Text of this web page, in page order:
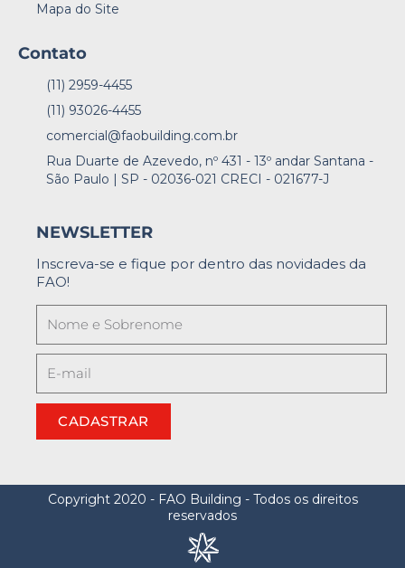
Mapa do Site
Contato
(11) 2959-4455
(11) 93026-4455
comercial@faobuilding.com.br
Rua Duarte de Azevedo, nº 431 - 13º andar Santana -
São Paulo | SP - 02036-021 CRECI - 021677-J
NEWSLETTER
Inscreva-se e fique por dentro das novidades da
FAO!
CADASTRAR
Copyright 2020 - FAO Building - Todos os direitos
reservados